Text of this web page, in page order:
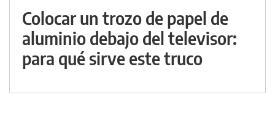
Colocar un trozo de papel de
aluminio debajo del televisor:
para qué sirve este truco